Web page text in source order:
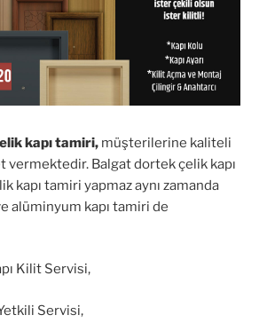
kapı tamiri, müşterilerine kaliteli
vermektedir. Balgat dortek çelik kapı
kapı tamiri yapmaz aynı zamanda
alüminyum kapı tamiri de
Kilit Servisi,
Servisi,